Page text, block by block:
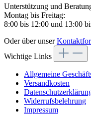
Unterstützung und
Montag bis Freitag:
8:00 bis 12:00 und 13:00
Oder über unser
Wichtige Links
Allgemeine
Versandkosten
Widerrufsbelehrung
Impressum